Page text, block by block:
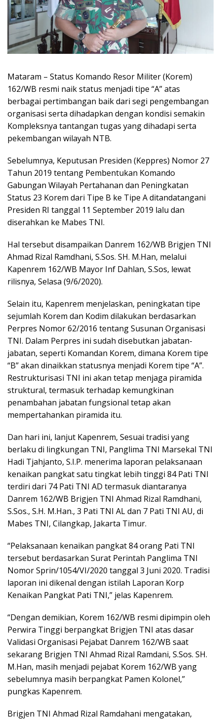
Mataram – Status Komando Resor Militer (Korem)
162/WB resmi naik status menjadi tipe “A” atas
berbagai pertimbangan baik dari segi pengembangan
organisasi serta dihadapkan dengan kondisi semakin
Kompleksnya tantangan tugas yang dihadapi serta
pekembangan wilayah NTB.
Sebelumnya, Keputusan Presiden (Keppres) Nomor 27
Tahun 2019 tentang Pembentukan Komando
Gabungan Wilayah Pertahanan dan Peningkatan
Status 23 Korem dari Tipe B ke Tipe A ditandatangani
Presiden RI tanggal 11 September 2019 lalu dan
diserahkan ke Mabes TNI.
Hal tersebut disampaikan Danrem 162/WB Brigjen TNI
Ahmad Rizal Ramdhani, S.Sos. SH. M.Han, melalui
Kapenrem 162/WB Mayor Inf Dahlan, S.Sos, lewat
rilisnya, Selasa (9/6/2020).
Selain itu, Kapenrem menjelaskan, peningkatan tipe
sejumlah Korem dan Kodim dilakukan berdasarkan
Perpres Nomor 62/2016 tentang Susunan Organisasi
TNI. Dalam Perpres ini sudah disebutkan jabatan-
jabatan, seperti Komandan Korem, dimana Korem tipe
“B” akan dinaikkan statusnya menjadi Korem tipe “A”.
Restrukturisasi TNI ini akan tetap menjaga piramida
struktural, termasuk terhadap kemungkinan
penambahan jabatan fungsional tetap akan
mempertahankan piramida itu.
Dan hari ini, lanjut Kapenrem, Sesuai tradisi yang
berlaku di lingkungan TNI, Panglima TNI Marsekal TNI
Hadi Tjahjanto, S.I.P. menerima laporan pelaksanaan
kenaikan pangkat satu tingkat lebih tinggi 84 Pati TNI
terdiri dari 74 Pati TNI AD termasuk diantaranya
Danrem 162/WB Brigjen TNI Ahmad Rizal Ramdhani,
S.Sos., S.H. M.Han., 3 Pati TNI AL dan 7 Pati TNI AU, di
Mabes TNI, Cilangkap, Jakarta Timur.
“Pelaksanaan kenaikan pangkat 84 orang Pati TNI
tersebut berdasarkan Surat Perintah Panglima TNI
Nomor Sprin/1054/VI/2020 tanggal 3 Juni 2020. Tradisi
laporan ini dikenal dengan istilah Laporan Korp
Kenaikan Pangkat Pati TNI,” jelas Kapenrem.
“Dengan demikian, Korem 162/WB resmi dipimpin oleh
Perwira Tinggi berpangkat Brigjen TNI atas dasar
Validasi Organisasi Pejabat Danrem 162/WB saat
sekarang Brigjen TNI Ahmad Rizal Ramdani, S.Sos. SH.
M.Han, masih menjadi pejabat Korem 162/WB yang
sebelumnya masih berpangkat Pamen Kolonel,”
pungkas Kapenrem.
Brigjen TNI Ahmad Rizal Ramdahani mengatakan,